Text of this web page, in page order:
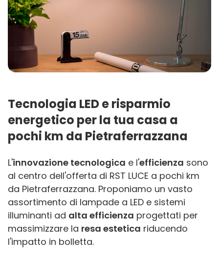
Tecnologia LED e risparmio
energetico per la tua casa a
pochi km da Pietraferrazzana
L'innovazione tecnologica e l'efficienza sono
al centro dell'offerta di RST LUCE a pochi km
da Pietraferrazzana. Proponiamo un vasto
assortimento di lampade a LED e sistemi
illuminanti ad alta efficienza progettati per
massimizzare la resa estetica riducendo
l'impatto in bolletta.